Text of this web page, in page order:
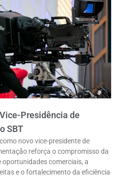
Presidência de
SBT
novo vice-presidente de
reforça o compromisso da
comerciais, a
e o fortalecimento da eficiência